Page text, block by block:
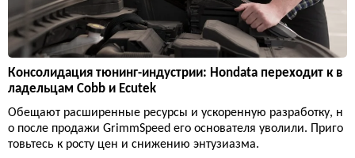
Консолидация тюнинг-индустрии: Hondata переходит к в
ладельцам Cobb и Ecutek
Обещают расширенные ресурсы и ускоренную разработку, н
о после продажи GrimmSpeed его основателя уволили. Приго
товьтесь к росту цен и снижению энтузиазма.